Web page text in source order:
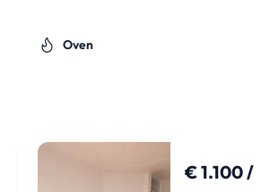
Oven
€ 1.100 /